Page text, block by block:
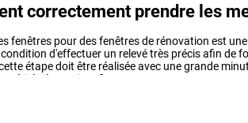
correctement prendre les
fenêtres pourdesfenêtresde rénovation est une
condition d'effectuer un relevétrès précisafin de
étapedoit être réaliséeavec unegrande
matériel nécessaire afin